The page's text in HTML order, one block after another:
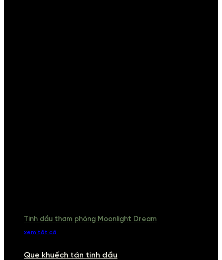
Tinh dầu thơm phòng Moonlight Dream
xem tất cả
Que khuếch tán tinh dầu